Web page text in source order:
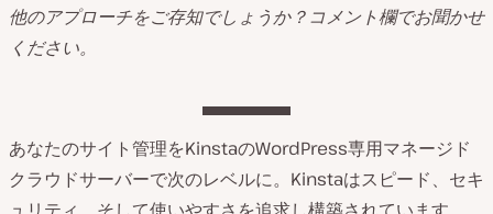
他のアプローチをご存知でしょうか？コメント欄でお聞かせ
ください。
あなたのサイト管理をKinstaのWordPress専用マネージド
クラウドサーバーで次のレベルに。Kinstaはスピード、セキ
ュリティ、そして使いやすさを追求し構築されています。